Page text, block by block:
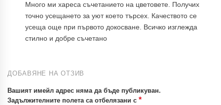
Много ми хареса съчетанието на цветовете. Получих
точно усещането за уют което търсех. Качеството се
усеща още при първото докосване. Всичко изглежда
стилно и добре съчетано
ДОБАВЯНЕ НА ОТЗИВ
Вашият имейл адрес няма да бъде публикуван.
Задължителните полета са отбелязани с *